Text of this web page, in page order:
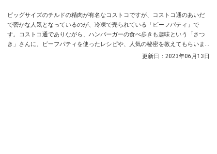
ビッグサイズのチルドの精肉が有名なコストコですが、コストコ通のあいだ
で密かな人気となっているのが、冷凍で売られている「ビーフパティ」で
す。コストコ通でありながら、ハンバーガーの食べ歩きも趣味という「さつ
き」さんに、ビーフパティを使ったレシピや、人気の秘密を教えてもらいま
更新日： 2023年06月13日